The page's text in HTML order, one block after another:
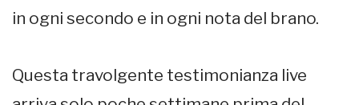
in ogni secondo e in ogni nota del brano.
Questa travolgente testimonianza live